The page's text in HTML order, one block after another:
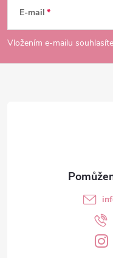
p
E-mail
Vložením e-mailu